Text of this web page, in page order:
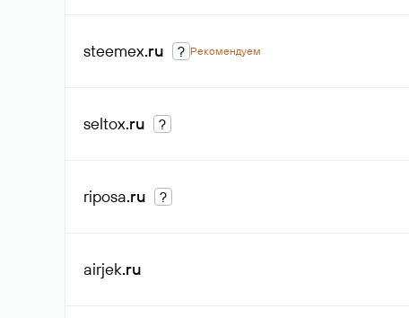
steemex.ru ? Рекомендуем
seltox.ru ?
riposa.ru ?
airjek.ru